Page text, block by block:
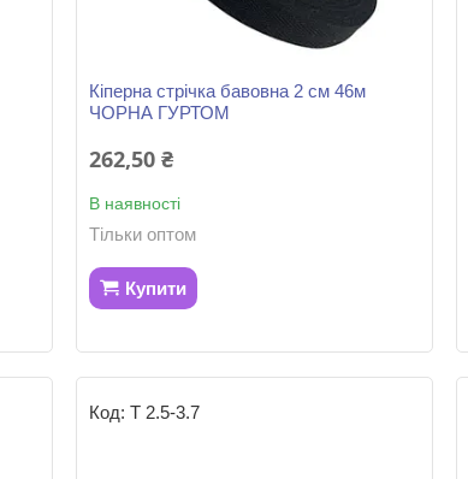
Кіперна стрічка бавовна 2 см 46м
ЧОРНА ГУРТОМ
262,50 ₴
В наявності
Тільки оптом
Купити
Т 2.5-3.7